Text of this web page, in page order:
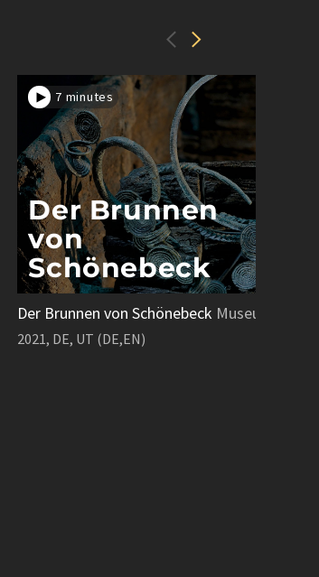
7 minutes
Der Brunnen
von
Schönebeck
Der Brunnen von Schönebeck Museum
2021, DE, UT (DE,EN)